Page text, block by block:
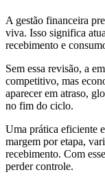
A gestão financeira
viva. Isso significa
recebimento e
Sem essa revisão, a
competitivo, mas
aparecer em atraso,
no fim do ciclo.
Uma prática eficiente
margem por etapa,
recebimento. Com
perder controle.